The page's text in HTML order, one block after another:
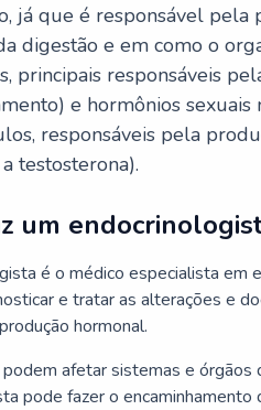
já que é responsável pela
digestão e em como o
principais responsáveis
e hormônios sexuais
responsáveis pela
testosterona).
um
é o médico especialista em
e tratar as alterações e
hormonal.
afetar sistemas e órgãos
pode fazer o